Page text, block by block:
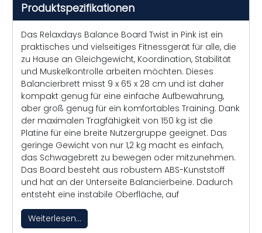
Produktspezifikationen
Das Relaxdays Balance Board Twist in Pink ist ein
praktisches und vielseitiges Fitnessgerät für alle, die
zu Hause an Gleichgewicht, Koordination, Stabilität
und Muskelkontrolle arbeiten möchten. Dieses
Balancierbrett misst 9 x 65 x 28 cm und ist daher
kompakt genug für eine einfache Aufbewahrung,
aber groß genug für ein komfortables Training. Dank
der maximalen Tragfähigkeit von 150 kg ist die
Platine für eine breite Nutzergruppe geeignet. Das
geringe Gewicht von nur 1,2 kg macht es einfach,
das Schwagebrett zu bewegen oder mitzunehmen.
Das Board besteht aus robustem ABS-Kunststoff
und hat an der Unterseite Balancierbeine. Dadurch
entsteht eine instabile Oberfläche, auf
Weiterlesen...